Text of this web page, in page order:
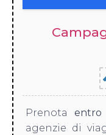
Prenota entro
agenzie di